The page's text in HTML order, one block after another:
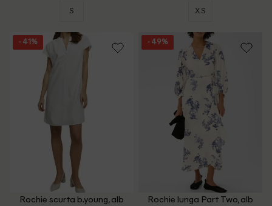
S XS
- 41%
Rochie scurta b.young, alb
- 49%
Rochie lunga Part Two, alb